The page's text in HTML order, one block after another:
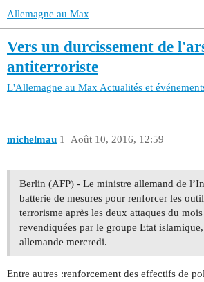
Allemagne au Max
Vers un durcissement de
antiterroriste
L'Allemagne au MaxActualités et
michelmau Août 10, 2016, 12:59
1
Berlin (AFP) - Le ministre allemand de
batterie de mesures pour renforcer les
terrorisme après les deux attaques du
revendiquées par le groupe Etat
allemande mercredi.
Entre autres :renforcement des effectifs de